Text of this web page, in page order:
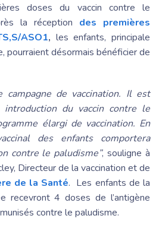
doses du vaccin contre le
la réception des premières
ASO1, les enfants, principale
pourraient désormais bénéficier de
campagne de vaccination. Il est
introduction du vaccin contre le
élargi de vaccination. En
des enfants comportera
contre le paludisme”, souligne à
Directeur de la vaccination et de
de la Santé. Les enfants de la
recevront 4 doses de l’antigène
contre le paludisme.